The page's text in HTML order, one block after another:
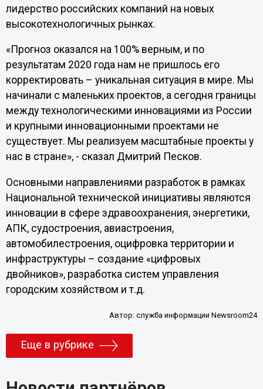
лидерство российских компаний на новых
высокотехнологичных рынках.
«Прогноз оказался на 100% верным, и по
результатам 2020 года нам не пришлось его
корректировать – уникальная ситуация в мире. Мы
начинали с маленьких проектов, а сегодня границы
между технологическими инновациями из России
и крупными инновационными проектами не
существует. Мы реализуем масштабные проекты у
нас в стране», - сказал Дмитрий Песков.
Основными направлениями разработок в рамках
Национальной технической инициативы являются
инновации в сфере здравоохранения, энергетики,
АПК, судостроения, авиастроения,
автомобилестроения, оцифровка территории и
инфраструктуры – создание «цифровых
двойников», разработка систем управления
городским хозяйством и т.д.
Автор:служба информации Newsroom24
Еще в рубрике